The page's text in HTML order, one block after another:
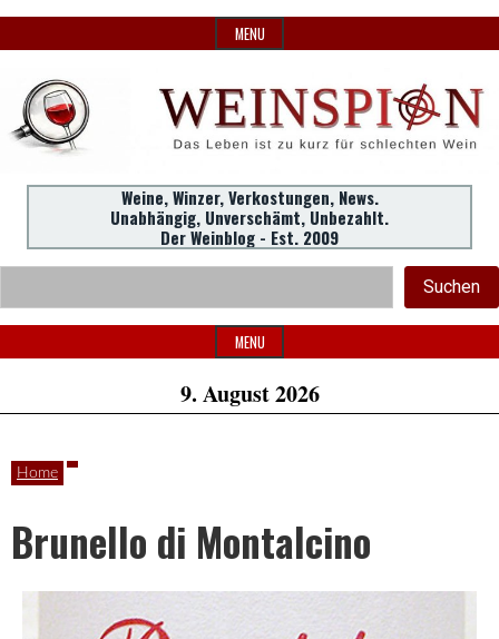
to
MENU
WeinSpion
|
Das
Leben
ist
Weine,
Winzer,
Verkostungen.
Header
Widget
Area
Weine, Winzer, Verkostungen, News.
Unabhängig, Unverschämt, Unbezahlt.
Der Weinblog - Est. 2009
Suchen
MENU
9. August 2026
Home
Brunello di Montalcino